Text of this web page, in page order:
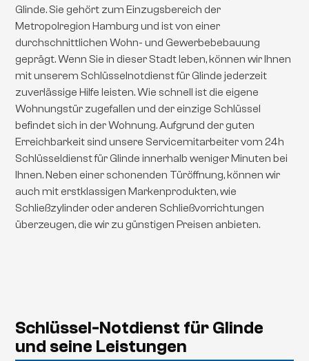
Glinde. Sie gehört zum Einzugsbereich der
Metropolregion Hamburg und ist von einer
durchschnittlichen Wohn- und Gewerbebebauung
geprägt. Wenn Sie in dieser Stadt leben, können wir Ihnen
mit unserem Schlüsselnotdienst für Glinde jederzeit
zuverlässige Hilfe leisten. Wie schnell ist die eigene
Wohnungstür zugefallen und der einzige Schlüssel
befindet sich in der Wohnung. Aufgrund der guten
Erreichbarkeit sind unsere Servicemitarbeiter vom 24h
Schlüsseldienst für Glinde innerhalb weniger Minuten bei
Ihnen. Neben einer schonenden Türöffnung, können wir
auch mit erstklassigen Markenprodukten, wie
Schließzylinder oder anderen Schließvorrichtungen
überzeugen, die wir zu günstigen Preisen anbieten.
Schlüssel-Notdienst für Glinde
und seine Leistungen